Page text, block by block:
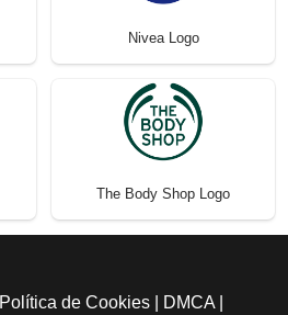
Nivea Logo
The Body Shop Logo
Política de Cookies DMCA